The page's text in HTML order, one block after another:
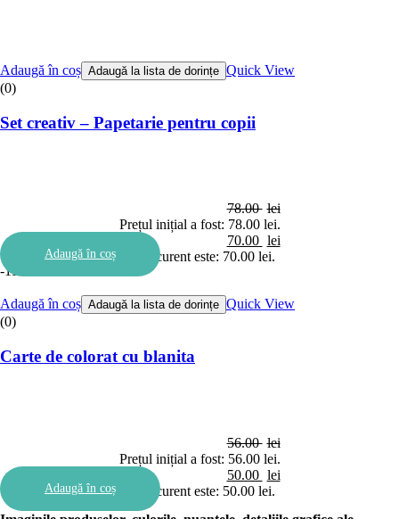
Adaugă în coș Adaugă la lista de dorințe Quick View
(0)
Set creativ – Papetarie pentru copii
78.00 lei
Prețul inițial a fost: 78.00 lei.
70.00 lei
Prețul curent este: 70.00 lei.
Adaugă în coș
-11%
Adaugă în coș Adaugă la lista de dorințe Quick View
(0)
Carte de colorat cu blanita
56.00 lei
Prețul inițial a fost: 56.00 lei.
50.00 lei
Prețul curent este: 50.00 lei.
Adaugă în coș